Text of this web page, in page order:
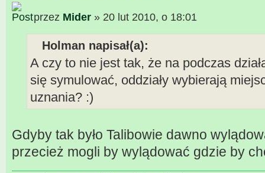
przez Mider » 20 lut 2010, o 18:01
Holman napisał(a):
A czy to nie jest tak, że na podczas
się symulować, oddziały wybierają
uznania? :)
Gdyby tak było Talibowie dawno
przecież mogli by wylądować gdzie by